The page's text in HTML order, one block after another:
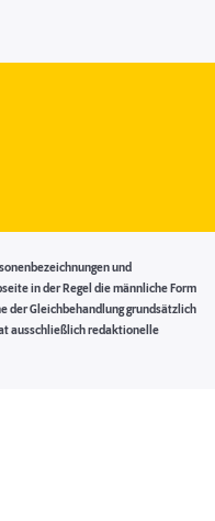
und
in der Regel die männliche Form
der Gleichbehandlung grundsätzlich
ausschließlich redaktionelle